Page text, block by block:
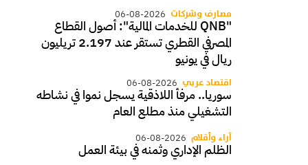
مصارف وشركات 06-08-2026
"QNB للخدمات المالية": أصول القطاع
المصرفي القطري تستقر عند 2.197 تريليون
ريال في يونيو
اقتصاد عربي 06-08-2026
سوريا.. مرفأ اللاذقية يسجل نموا في نشاطه
التشغيلي منذ مطلع العام
آراء وأقلام 06-08-2026
الظلم الإداري وثمنه في بيئة العمل